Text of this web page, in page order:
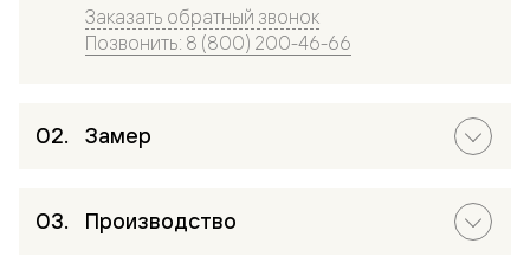
Заказать обратный звонок
Позвонить: 8 (800) 200-46-66
Замер
Производство